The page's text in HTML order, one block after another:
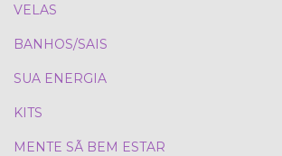
VELAS
BANHOS/SAIS
SUA ENERGIA
KITS
MENTE SÃ BEM ESTAR